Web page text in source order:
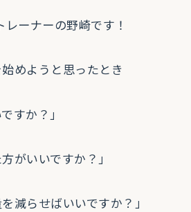
ーナーの野崎です！
めようと思ったとき
すか？」
がいいですか？」
減らせばいいですか？」